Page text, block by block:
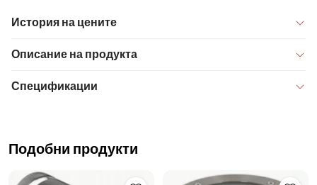
История на цените
Описание на продукта
Спецификации
Подобни продукти